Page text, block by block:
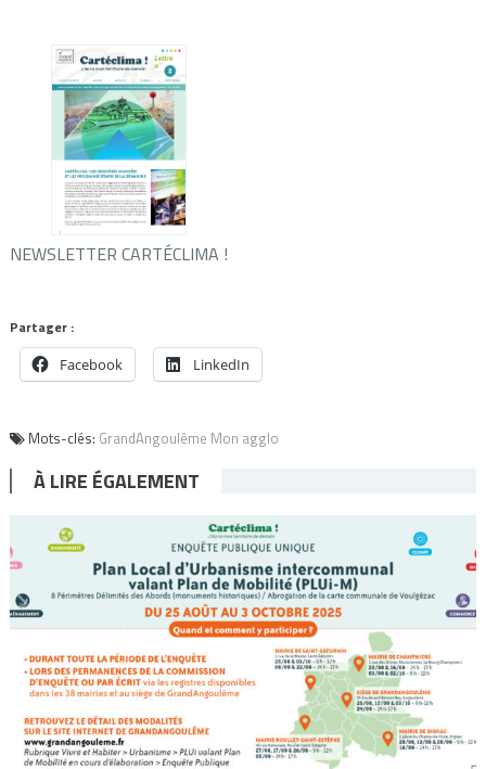
NEWSLETTER CARTÉCLIMA !
Partager :
Facebook LinkedIn
Mots-clés: GrandAngoulême Mon agglo
À LIRE ÉGALEMENT